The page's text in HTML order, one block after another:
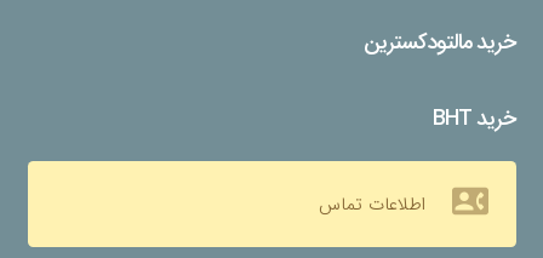
خرید مالتودکسترین
خرید BHT
contact_phone اطلاعات تماس